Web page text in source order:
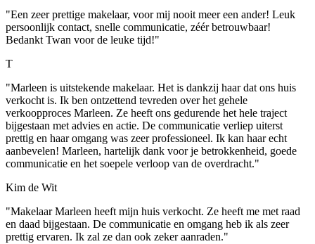
"Een zeer prettige makelaar, voor mij nooit meer een ander! Leuk
persoonlijk contact, snelle communicatie, zéér betrouwbaar!
Bedankt Twan voor de leuke tijd!"
T
"Marleen is uitstekende makelaar. Het is dankzij haar dat ons huis
verkocht is. Ik ben ontzettend tevreden over het gehele
verkoopproces Marleen. Ze heeft ons gedurende het hele traject
bijgestaan met advies en actie. De communicatie verliep uiterst
prettig en haar omgang was zeer professioneel. Ik kan haar echt
aanbevelen! Marleen, hartelijk dank voor je betrokkenheid, goede
communicatie en het soepele verloop van de overdracht."
Kim de Wit
"Makelaar Marleen heeft mijn huis verkocht. Ze heeft me met raad
en daad bijgestaan. De communicatie en omgang heb ik als zeer
prettig ervaren. Ik zal ze dan ook zeker aanraden."